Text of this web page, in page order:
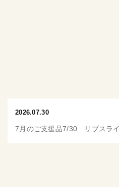
2026.07.30
7月のご支援品7/30 リブスラ